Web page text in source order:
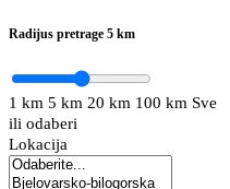
Radijus pretrage 5 km
1 km 5 km 20 km 100 km Sve
ili odaberi
Lokacija